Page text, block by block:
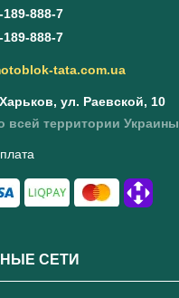
189-888-7
189-888-7
tata.com.ua
ул. Раевской, 10
всей территории Украины
СЕТИ